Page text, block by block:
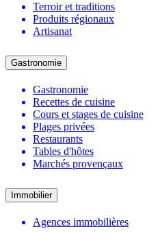
Terroir et traditions
Produits régionaux
Artisanat
Gastronomie
Gastronomie
Recettes de cuisine
Cours et stages de cuisine
Plages privées
Restaurants
Tables d'hôtes
Marchés provençaux
Immobilier
Agences immobilières